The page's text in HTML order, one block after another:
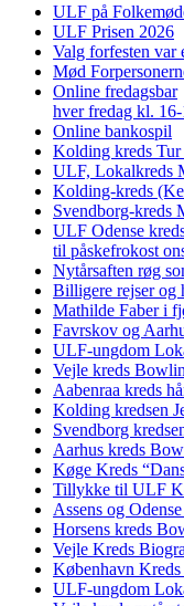
ULF på
ULF Prisen 2026
Valg forfesten var
Mød
Online fredagsbar
hver fredag kl.
Online bankospil
Kolding kreds
ULF, Lokalkreds
Kolding-kreds
Svendborg-kreds
ULF Odense
til påskefrokost
Nytårsaften røg
Billigere rejser og
Mathilde Faber i
Favrskov og
ULF-ungdom
Vejle kreds
Aabenraa kreds
Kolding kredsen
Svendborg
Aarhus kreds
Køge Kreds
Tillykke til ULF
Assens og
Horsens kreds
Vejle Kreds
København
ULF-ungdom